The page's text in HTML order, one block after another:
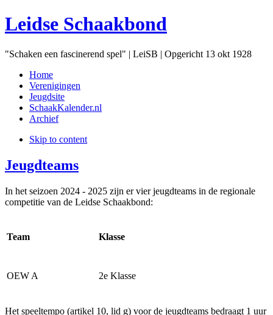
Leidse Schaakbond
"Schaken een fascinerend spel" | LeiSB | Opgericht 13 okt 1928
Home
Verenigingen
Jeugdsite
SchaakKalender.nl
Archief
Skip to content
Jeugdteams
In het seizoen 2024 - 2025 zijn er vier jeugdteams in de regionale
competitie van de Leidse Schaakbond:
Team Klasse
OEW A 2e Klasse
Het speeltempo (artikel 10, lid g) voor de jeugdteams bedraagt 1 uur